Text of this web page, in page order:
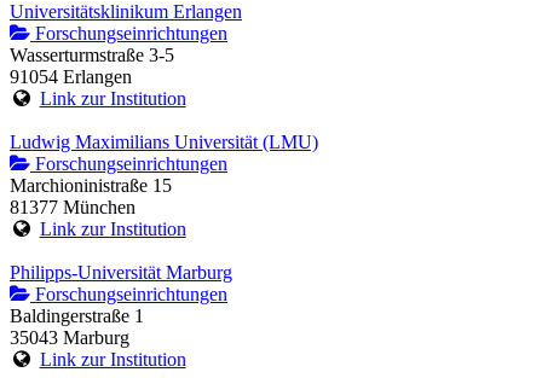
Universitätsklinikum Erlangen
Forschungseinrichtungen
Wasserturmstraße 3-5
91054 Erlangen
Link zur Institution
Ludwig Maximilians Universität (LMU)
Forschungseinrichtungen
Marchioninistraße 15
81377 München
Link zur Institution
Philipps-Universität Marburg
Forschungseinrichtungen
Baldingerstraße 1
35043 Marburg
Link zur Institution